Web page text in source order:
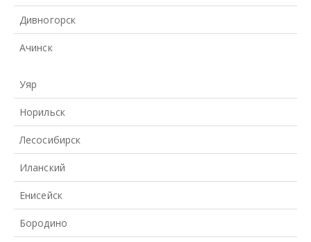
Дивногорск
Ачинск
Уяр
Норильск
Лесосибирск
Иланский
Енисейск
Бородино